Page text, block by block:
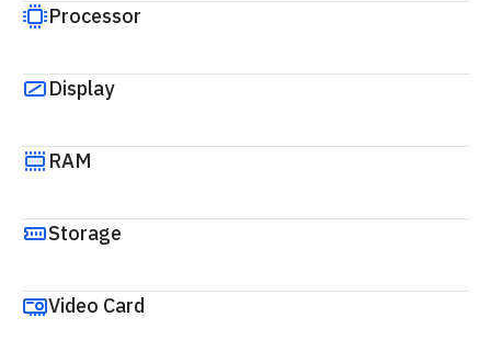
Processor
Display
RAM
Storage
Video Card